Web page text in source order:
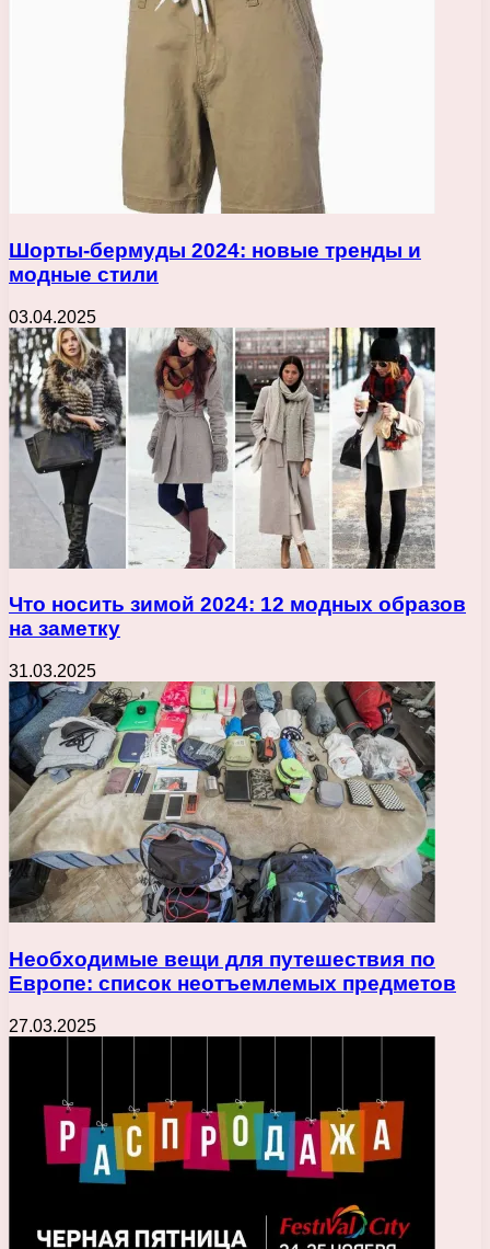
Шорты-бермуды 2024: новые тренды и
модные стили
03.04.2025
Что носить зимой 2024: 12 модных образов
на заметку
31.03.2025
Необходимые вещи для путешествия по
Европе: список неотъемлемых предметов
27.03.2025